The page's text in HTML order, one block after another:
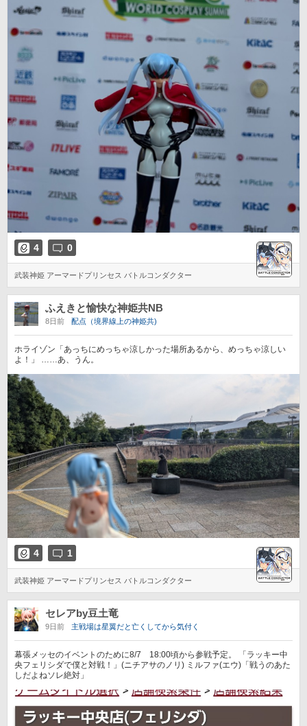
4 0
武装神姫 アーマードプリンセス バトルコンダクター
ふえきと愉快な神姫共NB
8日前 配点（境界線上の神姫共)
ホライゾン「あっちにめっちゃ涼しかった場所あるから、めっちゃ涼しい
よ！」 ……あ、うん。
4 1
武装神姫 アーマードプリンセス バトルコンダクター
セレアby豆土竜
9日前 主戦場は星翼だと亡くしてから気付く
幕張メッセのイベントのために8/7 18:00頃から参戦予定。 「ラッキー中
央フェリシダで僕と対戦！」(ニチアサのノリ) ミルファ(エウ)「戦うのあた
しだよねソレ絶対」